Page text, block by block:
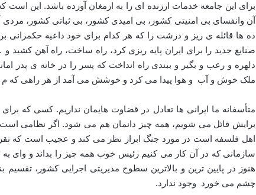
برای این جامعه خدمات ارزنده ای را به ارمغان آورده باشد. این
آن وانفسای بی امنیتی کشور، بی امیدی کشور، بی ثباتی کشور، مردی
ده ها قائله ی ریز و درشت را که هر کدام برای خود داعیه حکمرانی
صنایع جدید را برای ایران پایه ریزی کرد، راه ساخت، راه آهن
دلهره و رعب و بگیر و ببندی راه انداخت که پسر را در خانه ی پدر
ملک خوش و آب و هوا پیدا می کرد و خوشش می آمد از هر راهی که م
متأسفانه ما ایرانی ها تعادل در قضاوت هایمان نداریم. کسی که
برایش قائل می شویم، همه چیز دانمان هم می شود. اگر نظامی است
اهل فلسفه است در مورد جنگ ابراز نظر می کند و عجیب است که
سازمانی که در آن کار می کنیم رئیس خوب همه چیز را بداند و وای
هنوز در پایین ترین و بالاترین سطوح مدیریتی اجرایی کشور،
چشم می خورد وجود ندارد.